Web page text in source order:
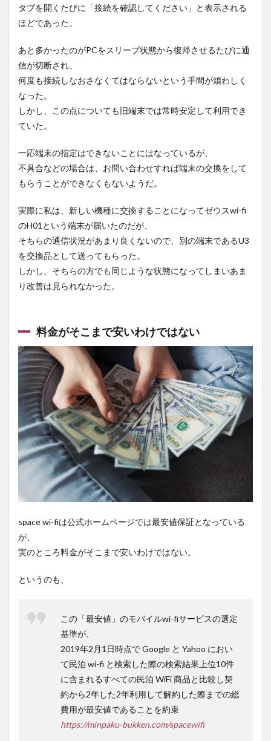
タブを開くたびに「接続を確認してください」と表示される
ほどであった。
あと多かったのがPCをスリープ状態から復帰させるたびに通
信が切断され、
何度も接続しなおさなくてはならないという手間が煩わしく
なった。
しかし、この点についても旧端末では常時安定して利用でき
ていた。
一応端末の指定はできないことにはなっているが、
不具合などの場合は、お問い合わせすれば端末の交換をして
もらうことができなくもないようだ。
実際に私は、新しい機種に交換することになってゼウスwi-fi
のH01という端末が届いたのだが、
そちらの通信状況があまり良くないので、別の端末であるU3
を交換品として送ってもらった。
しかし、そちらの方でも同じような状態になってしまいあま
り改善は見られなかった。
料金がそこまで安いわけではない
space wi-fiは公式ホームページでは最安値保証となっている
が、
実のところ料金がそこまで安いわけではない。
というのも、
この「最安値」のモバイルwi-fiサービスの選定
基準が、
2019年2月1日時点で Google と Yahoo におい
て民泊 wi-fi と検索した際の検索結果上位10件
に含まれるすべての民泊 WiFi 商品と比較し契
約から2年した2年利用して解約した際までの総
費用が最安値であることを約束
https://minpaku-bukken.com/spacewifi